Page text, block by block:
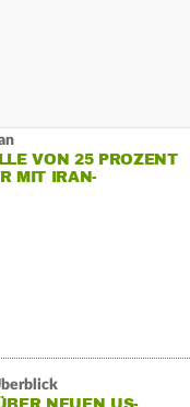
VON 25 PROZENT
MIT IRAN-